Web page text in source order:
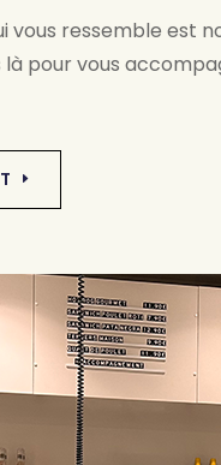
vous ressemble est
là pour vous